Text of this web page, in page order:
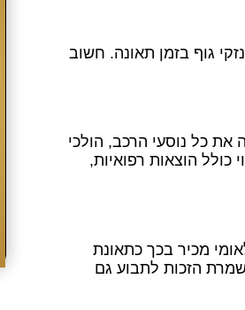
גוף בזמן תאונה. חשוב
את כל נוסעי הרכב, הולכי
כולל הוצאות רפואיות,
מכיר בכך כתאונת
הזכות לתבוע גם